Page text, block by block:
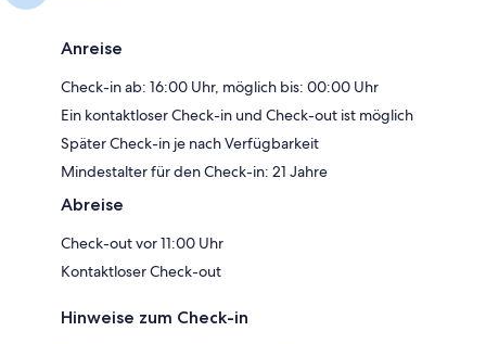
Anreise
Check-in ab: 16:00 Uhr, möglich bis: 00:00 Uhr
Ein kontaktloser Check-in und Check-out ist möglich
Später Check-in je nach Verfügbarkeit
Mindestalter für den Check-in: 21 Jahre
Abreise
Check-out vor 11:00 Uhr
Kontaktloser Check-out
Hinweise zum Check-in